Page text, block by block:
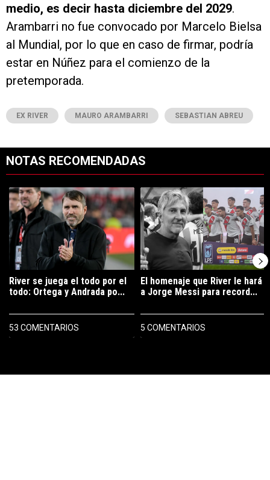
medio, es decir hasta diciembre del 2029.
Arambarri no fue convocado por Marcelo Bielsa
al Mundial, por lo que en caso de firmar, podría
estar en Núñez para el comienzo de la
pretemporada.
EX RIVER MAURO ARAMBARRI SEBASTIAN ABREU
NOTAS RECOMENDADAS
Un artículo de tendencia con el título "River se juega el todo por el
River se juega el todo por el
todo: Ortega y Andrada po...
53 COMENTARIOS
Un artículo de tendencia con el
El homenaje que River le hará
a Jorge Messi para record...
5 COMENTARIOS